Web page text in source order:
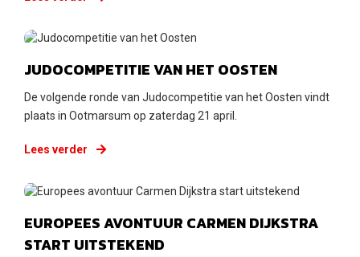
Zondag 1 april 2018
JUDOCOMPETITIE VAN HET OOSTEN
De volgende ronde van Judocompetitie van het Oosten vindt
plaats in Ootmarsum op zaterdag 21 april.
Lees verder
Dinsdag 27 maart 2018
EUROPEES AVONTUUR CARMEN DIJKSTRA
START UITSTEKEND